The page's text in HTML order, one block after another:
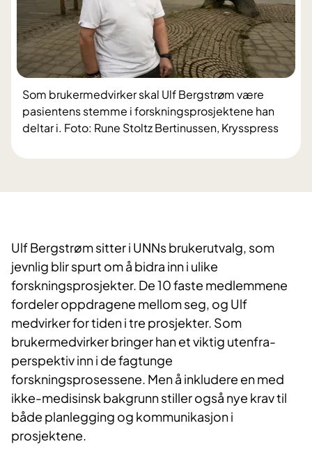
Som brukermedvirker skal Ulf Bergstrøm være
pasientens stemme i forskningsprosjektene han
deltar i. Foto: Rune Stoltz Bertinussen, Krysspress
Ulf Bergstrøm sitter i UNNs brukerutvalg, som
jevnlig blir spurt om å bidra inn i ulike
forskningsprosjekter. De 10 faste medlemmene
fordeler oppdragene mellom seg, og Ulf
medvirker for tiden i tre prosjekter. Som
brukermedvirker bringer han et viktig utenfra-
perspektiv inn i de fagtunge
forskningsprosessene. Men å inkludere en med
ikke-medisinsk bakgrunn stiller også nye krav til
både planlegging og kommunikasjon i
prosjektene.